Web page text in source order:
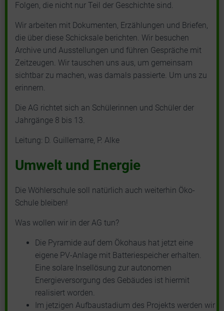
Folgen, die nicht nur Teil der Geschichte sind.
Wir arbeiten mit Dokumenten, Erzählungen und Briefen,
die über diese Schicksale berichten. Wir besuchen
Archive und Ausstellungen und führen Gespräche mit
Zeitzeugen. Wir tauschen uns aus, um gemeinsam
sichtbar zu machen, was damals passierte. Um uns zu
erinnern.
Die AG richtet sich an Schülerinnen und Schüler der
Jahrgänge 8 bis 13.
Leitung: D. Guillemarre, P. Alke
Umwelt und Energie
Die Wöhlerschule soll natürlich auch weiterhin Öko-
Schule bleiben!
Was wollen wir in der AG tun?
Die Pyramide auf dem Ökohaus hat jetzt eine
eigene PV-Anlage mit Batteriespeicher erhalten.
Eine solare Insellösung zur autonomen
Energieversorgung des Gebäudes ist hiermit
realisiert worden.
Im jetzigen Aufbaustadium des Projekts werden wir